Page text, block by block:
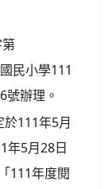
民小學111
辦理。
111年5月
年5月28日
111年度閱